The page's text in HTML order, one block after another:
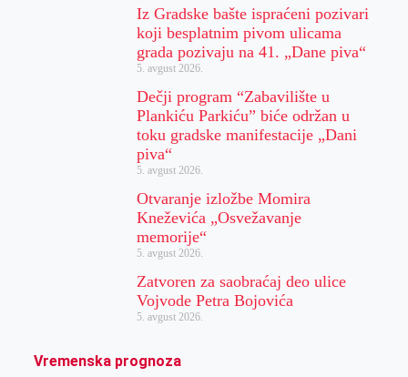
Iz Gradske bašte ispraćeni pozivari
koji besplatnim pivom ulicama
grada pozivaju na 41. „Dane piva“
5. avgust 2026.
Dečji program “Zabavilište u
Plankiću Parkiću” biće održan u
toku gradske manifestacije „Dani
piva“
5. avgust 2026.
Otvaranje izložbe Momira
Kneževića „Osvežavanje
memorije“
5. avgust 2026.
Zatvoren za saobraćaj deo ulice
Vojvode Petra Bojovića
5. avgust 2026.
Vremenska prognoza